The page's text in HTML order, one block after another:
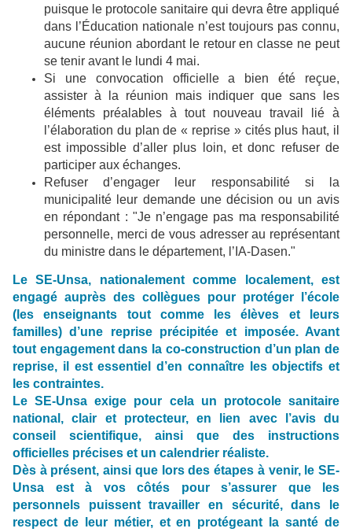
puisque le protocole sanitaire qui devra être appliqué
dans l’Éducation nationale n’est toujours pas connu,
aucune réunion abordant le retour en classe ne peut
se tenir avant le lundi 4 mai.
Si une convocation officielle a bien été reçue,
assister à la réunion mais indiquer que sans les
éléments préalables à tout nouveau travail lié à
l’élaboration du plan de « reprise » cités plus haut, il
est impossible d’aller plus loin, et donc refuser de
participer aux échanges.
Refuser d’engager leur responsabilité si la
municipalité leur demande une décision ou un avis
en répondant : "Je n’engage pas ma responsabilité
personnelle, merci de vous adresser au représentant
du ministre dans le département, l’IA-Dasen."
Le SE-Unsa, nationalement comme localement, est
engagé auprès des collègues pour protéger l’école
(les enseignants tout comme les élèves et leurs
familles) d’une reprise précipitée et imposée. Avant
tout engagement dans la co-construction d’un plan de
reprise, il est essentiel d’en connaître les objectifs et
les contraintes.
Le SE-Unsa exige pour cela un protocole sanitaire
national, clair et protecteur, en lien avec l’avis du
conseil scientifique, ainsi que des instructions
officielles précises et un calendrier réaliste.
Dès à présent, ainsi que lors des étapes à venir, le SE-
Unsa est à vos côtés pour s’assurer que les
personnels puissent travailler en sécurité, dans le
respect de leur métier, et en protégeant la santé de